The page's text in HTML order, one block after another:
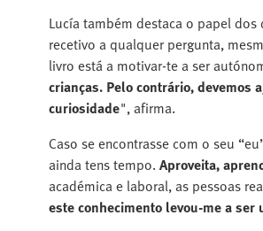
Lucía também destaca o papel dos
recetivo a qualquer pergunta,
livro está a motivar-te a ser
crianças. Pelo contrário, devemos
curiosidade", afirma.
Caso se encontrasse com o seu
ainda tens tempo. Aproveita,
académica e laboral, as pessoas
este conhecimento levou-me a